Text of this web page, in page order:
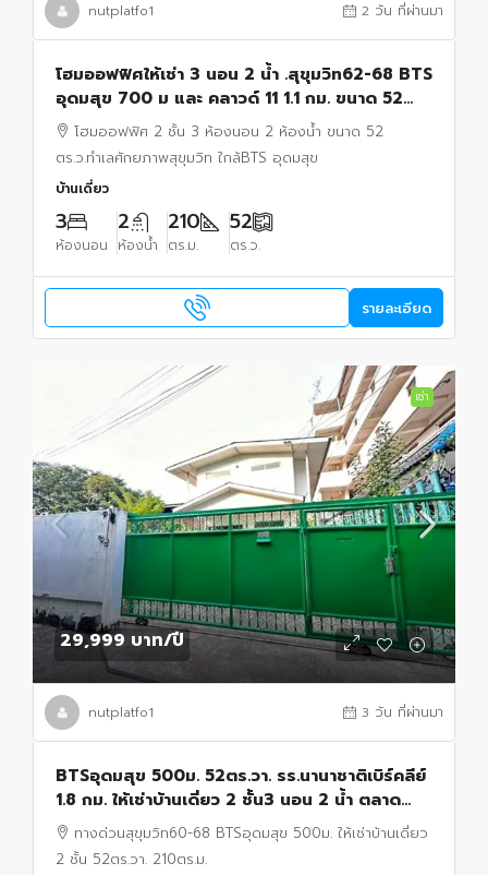
nutplatfo1 2 วัน ที่ผ่านมา
โฮมออฟฟิศให้เช่า 3 นอน 2 น้ำ .สุขุมวิท62-68 BTS
อุดมสุข 700 ม และ คลาวด์ 11 1.1 กม. ขนาด 52
ตร.ว.เหมาะสำหรับ โฮมออฟฟิศ เข้า-ออกสะดวก
โฮมออฟฟิศ 2 ชั้น 3 ห้องนอน 2 ห้องน้ำ ขนาด 52
ตร.ว.ทำเลศักยภาพสุขุมวิท ใกล้BTS อุดมสุข
บ้านเดี่ยว
3
ห้องนอน
2
ห้องน้ำ
210
ตร.ม.
52
ตร.ว.
รายละเอียด
เช่า
29,999 บาท/ปี
nutplatfo1 3 วัน ที่ผ่านมา
BTSอุดมสุข 500ม. 52ตร.วา. รร.นานาชาติเบิร์คลีย์
1.8 กม. ให้เช่าบ้านเดี่ยว 2 ชั้น3 นอน 2 น้ำ ตลาด
อุดมสุข 300 ม.ทางด่วนสุขุมวิท60-68
ทางด่วนสุขุมวิท60-68 BTSอุดมสุข 500ม. ให้เช่าบ้านเดี่ยว
2 ชั้น 52ตร.วา. 210ตร.ม.